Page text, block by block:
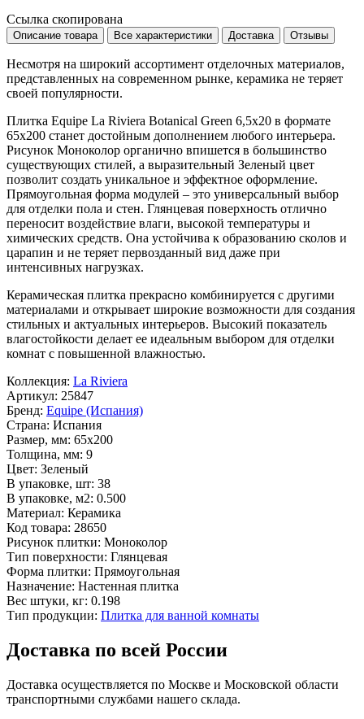
Ссылка скопирована
Описание товара Все характеристики Доставка Отзывы
Несмотря на широкий ассортимент отделочных материалов,
представленных на современном рынке, керамика не теряет
своей популярности.
Плитка Equipe La Riviera Botanical Green 6,5x20 в формате
65x200 станет достойным дополнением любого интерьера.
Рисунок Моноколор органично впишется в большинство
существующих стилей, а выразительный Зеленый цвет
позволит создать уникальное и эффектное оформление.
Прямоугольная форма модулей – это универсальный выбор
для отделки пола и стен. Глянцевая поверхность отлично
переносит воздействие влаги, высокой температуры и
химических средств. Она устойчива к образованию сколов и
царапин и не теряет первозданный вид даже при
интенсивных нагрузках.
Керамическая плитка прекрасно комбинируется с другими
материалами и открывает широкие возможности для создания
стильных и актуальных интерьеров. Высокий показатель
влагостойкости делает ее идеальным выбором для отделки
комнат с повышенной влажностью.
Коллекция: La Riviera
Артикул: 25847
Бренд: Equipe (Испания)
Страна: Испания
Размер, мм: 65x200
Толщина, мм: 9
Цвет: Зеленый
В упаковке, шт: 38
В упаковке, м2: 0.500
Материал: Керамика
Код товара: 28650
Рисунок плитки: Моноколор
Тип поверхности: Глянцевая
Форма плитки: Прямоугольная
Назначение: Настенная плитка
Вес штуки, кг: 0.198
Тип продукции: Плитка для ванной комнаты
Доставка по всей России
Доставка осуществляется по Москве и Московской области
транспортными службами нашего склада.